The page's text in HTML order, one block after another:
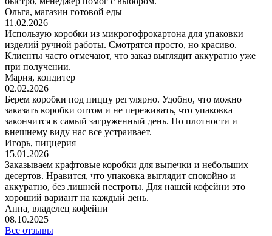
Ольга, магазин готовой еды
11.02.2026
Использую коробки из микрогофрокартона для упаковки
изделий ручной работы. Смотрятся просто, но красиво.
Клиенты часто отмечают, что заказ выглядит аккуратно уже
при получении.
Мария, кондитер
02.02.2026
Берем коробки под пиццу регулярно. Удобно, что можно
заказать коробки оптом и не переживать, что упаковка
закончится в самый загруженный день. По плотности и
внешнему виду нас все устраивает.
Игорь, пиццерия
15.01.2026
Заказываем крафтовые коробки для выпечки и небольших
десертов. Нравится, что упаковка выглядит спокойно и
аккуратно, без лишней пестроты. Для нашей кофейни это
хороший вариант на каждый день.
Анна, владелец кофейни
08.10.2025
Все отзывы